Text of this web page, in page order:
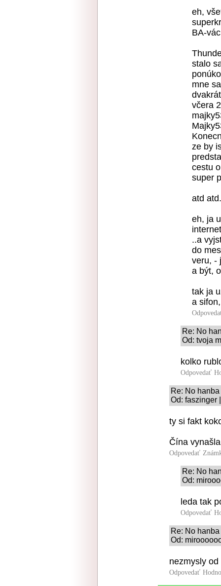
eh,
BA-
stalo
mne
dvakrát
včera
ze by
cestu
super
atd
eh, ja
..a
do
veru, -
a být,
tak ja
a
Re: No
Od: tvoja
kolko
Odpovedať
Re: No
Od: faszinger
ty si fakt
Čína
Odpovedať
Re: No
Od:
leda tak
Odpovedať
Re: No
Od:
nezmysly
Odpovedať